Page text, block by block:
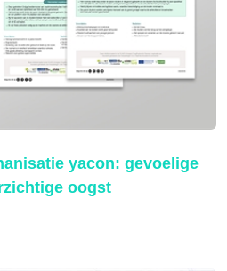
yacon: gevoelige
oogst